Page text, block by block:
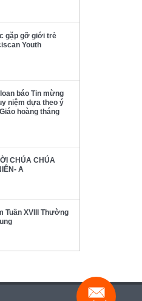
gặp gỡ giới trẻ
Youth
báo Tin mừng
niệm dựa theo ý
hoàng tháng
CHÚA CHÚA
A
Tuần XVIII Thường